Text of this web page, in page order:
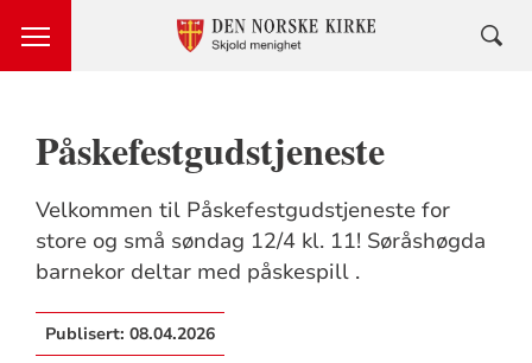
Påskefestgudstjeneste
Velkommen til Påskefestgudstjeneste for
store og små søndag 12/4 kl. 11! Søråshøgda
barnekor deltar med påskespill .
Publisert: 08.04.2026